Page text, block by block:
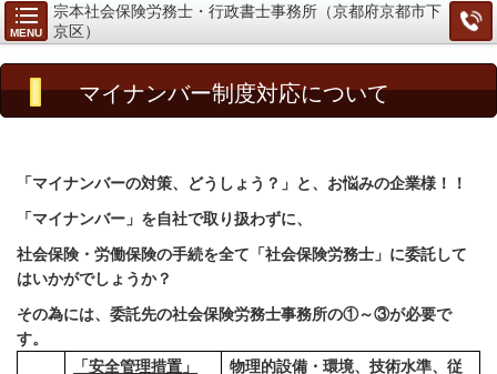
MENU
宗本社会保険労務士・行政書士事務所（京都府京都市下
京区）
マイナンバー制度対応について
「マイナンバーの対策、どうしょう？」と、お悩みの企業様！！
「マイナンバー」を自社で取り扱わずに、
社会保険・労働保険の手続を全て「社会保険労務士」に委託して
はいかがでしょうか？
その為には、委託先の社会保険労務士事務所の①～③が必要で
す。
「安全管理措置」
物理的設備・環境、技術水準、従